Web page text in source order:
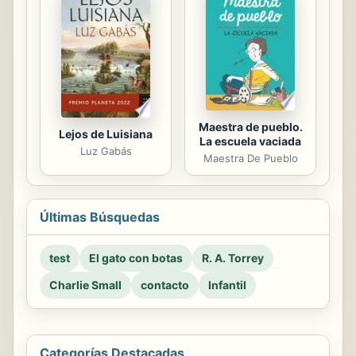
Lejos de Luisiana
Luz Gabás
Maestra de pueblo.
La escuela vaciada
Maestra De Pueblo
Últimas Búsquedas
test El gato con botas
R. A. Torrey
Charlie Small
contacto Infantil
Categorías Destacadas